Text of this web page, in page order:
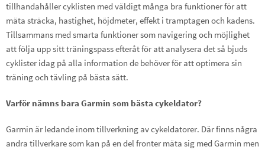
tillhandahåller cyklisten med väldigt många bra funktioner för att
mäta sträcka, hastighet, höjdmeter, effekt i tramptagen och kadens.
Tillsammans med smarta funktioner som navigering och möjlighet
att följa upp sitt träningspass efteråt för att analysera det så bjuds
cyklister idag på alla information de behöver för att optimera sin
träning och tävling på bästa sätt.
Varför nämns bara Garmin som bästa cykeldator?
Garmin är ledande inom tillverkning av cykeldatorer. Där finns några
andra tillverkare som kan på en del fronter mäta sig med Garmin men